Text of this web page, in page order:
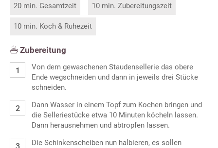
20 min. Gesamtzeit 10 min. Zubereitungszeit
10 min. Koch & Ruhezeit
Zubereitung
Von dem gewaschenen Staudensellerie das obere
Ende wegschneiden und dann in jeweils drei Stücke
schneiden.
Dann Wasser in einem Topf zum Kochen bringen und
die Selleriestücke etwa 10 Minuten köcheln lassen.
Dann herausnehmen und abtropfen lassen.
Die Schinkenscheiben nun halbieren, es sollen